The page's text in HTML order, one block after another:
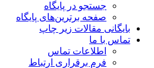
جستجو در پایگاه
صفحه برترین‌های پایگاه
بایگانی مقالات زیر چاپ
تماس با ما
اطلاعات تماس
فرم برقراری ارتباط